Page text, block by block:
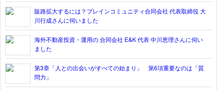
販路拡大するには？ブレインコミュニティ合同会社 代表取締役 大
川行成さんに伺いました
海外不動産投資・運用の 合同会社 E&K 代表 中川恵理さんに伺い
ました
第3章「人との出会いがすべての始まり」 第6項重要なのは「質
問力」